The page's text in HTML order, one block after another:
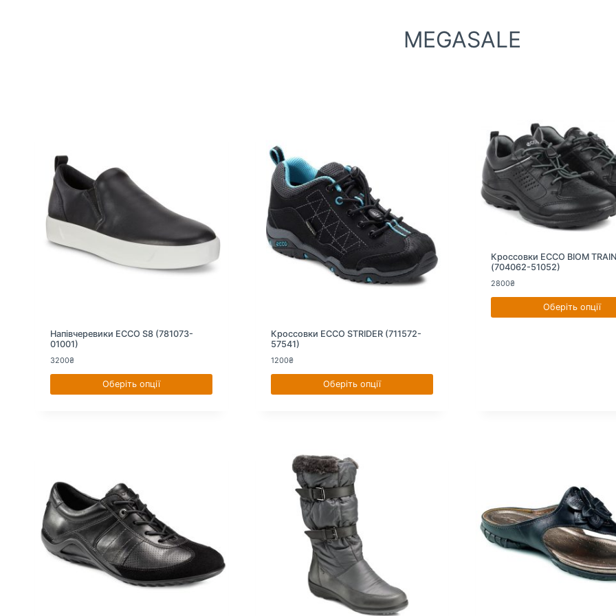
MEGASALE
Напівчеревики ECCO S8 (781073-
01001)
3200₴
Оберіть опції
Кроссовки ECCO STRIDER (711572-
57541)
1200₴
Оберіть опції
Кроссовки ECCO BIOM
(704062-51052)
2800₴
Оберіть опції